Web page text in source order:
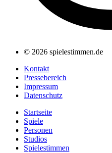
© 2026 spielestimmen.de
Kontakt
Pressebereich
Impressum
Datenschutz
Startseite
Spiele
Personen
Studios
Spielestimmen